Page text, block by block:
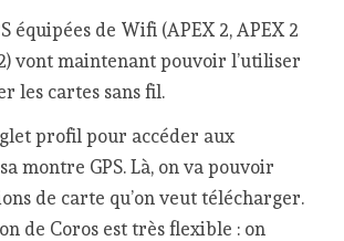
équipées de Wifi (APEX 2, APEX 2
vont maintenant pouvoir l’utiliser
les cartes sans fil.
profil pour accéder aux
montre GPS. Là, on va pouvoir
de carte qu’on veut télécharger.
de Coros est très flexible : on